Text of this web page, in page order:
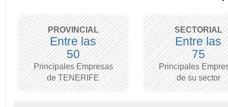
PROVINCIAL
Entre las
50
Principales Empresas
de TENERIFE
SECTORIAL
Entre las
75
Principales
de su sector